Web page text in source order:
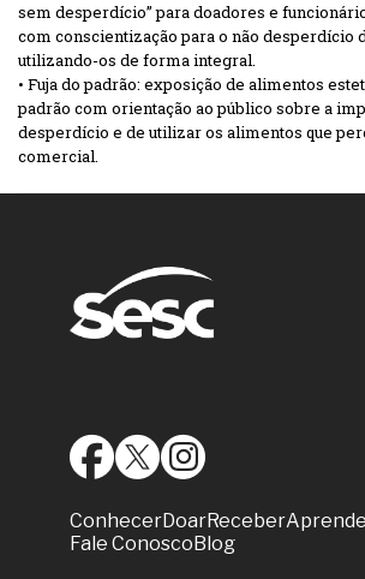
sem desperdício” para doadores e
com conscientização para o não desperdício
utilizando-os de forma integral.
• Fuja do padrão: exposição de alimentos
padrão com orientação ao público sobre a
desperdício e de utilizar os alimentos que
comercial.
ConhecerDoarReceber
Fale ConoscoBlog